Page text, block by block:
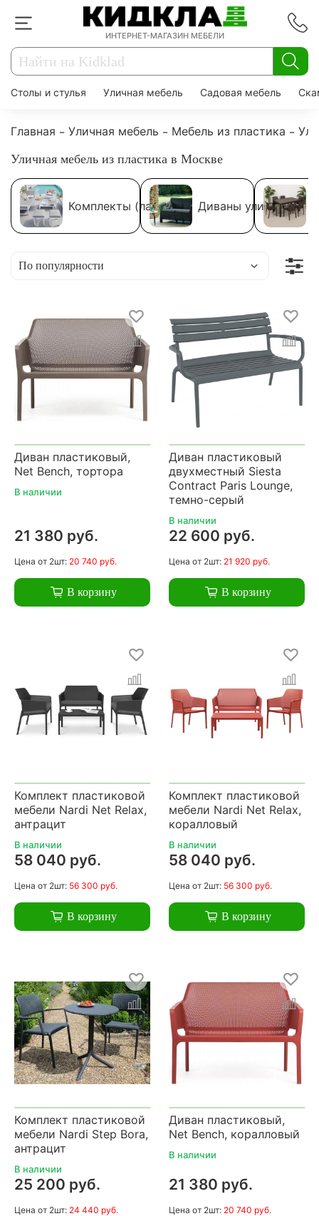
ИНТЕРНЕТ-МАГАЗИН МЕБЕЛИ
Столы и стулья Уличная мебель Садовая мебель
Главная Уличная мебель Мебель из пластика
Уличная мебель из пластика в Москве
Комплекты (лаунж) Диваны уличные
Диван пластиковый,
Net Bench, тортора
В наличии
21 380 руб.
Цена от 2шт: 20 740 руб.
В корзину
Диван пластиковый
двухместный Siesta
Contract Paris Lounge,
темно-серый
В наличии
22 600 руб.
Цена от 2шт: 21 920 руб.
В корзину
Комплект пластиковой
мебели Nardi Net Relax,
антрацит
В наличии
58 040 руб.
Цена от 2шт: 56 300 руб.
В корзину
Комплект пластиковой
мебели Nardi Net Relax,
коралловый
В наличии
58 040 руб.
Цена от 2шт: 56 300 руб.
В корзину
Комплект пластиковой
мебели Nardi Step Bora,
антрацит
В наличии
25 200 руб.
Цена от 2шт: 24 440 руб.
Диван пластиковый,
Net Bench, коралловый
В наличии
21 380 руб.
Цена от 2шт: 20 740 руб.